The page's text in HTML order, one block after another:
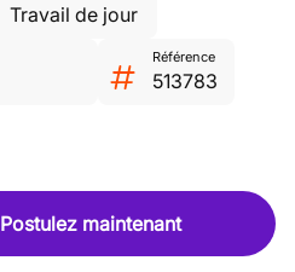
Travail de jour
Référence
513783
Postulez maintenant